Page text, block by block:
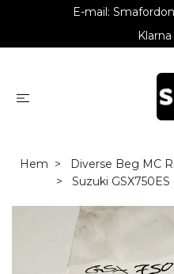
E-mail:
Hem Diverse Beg MC
Suzuki